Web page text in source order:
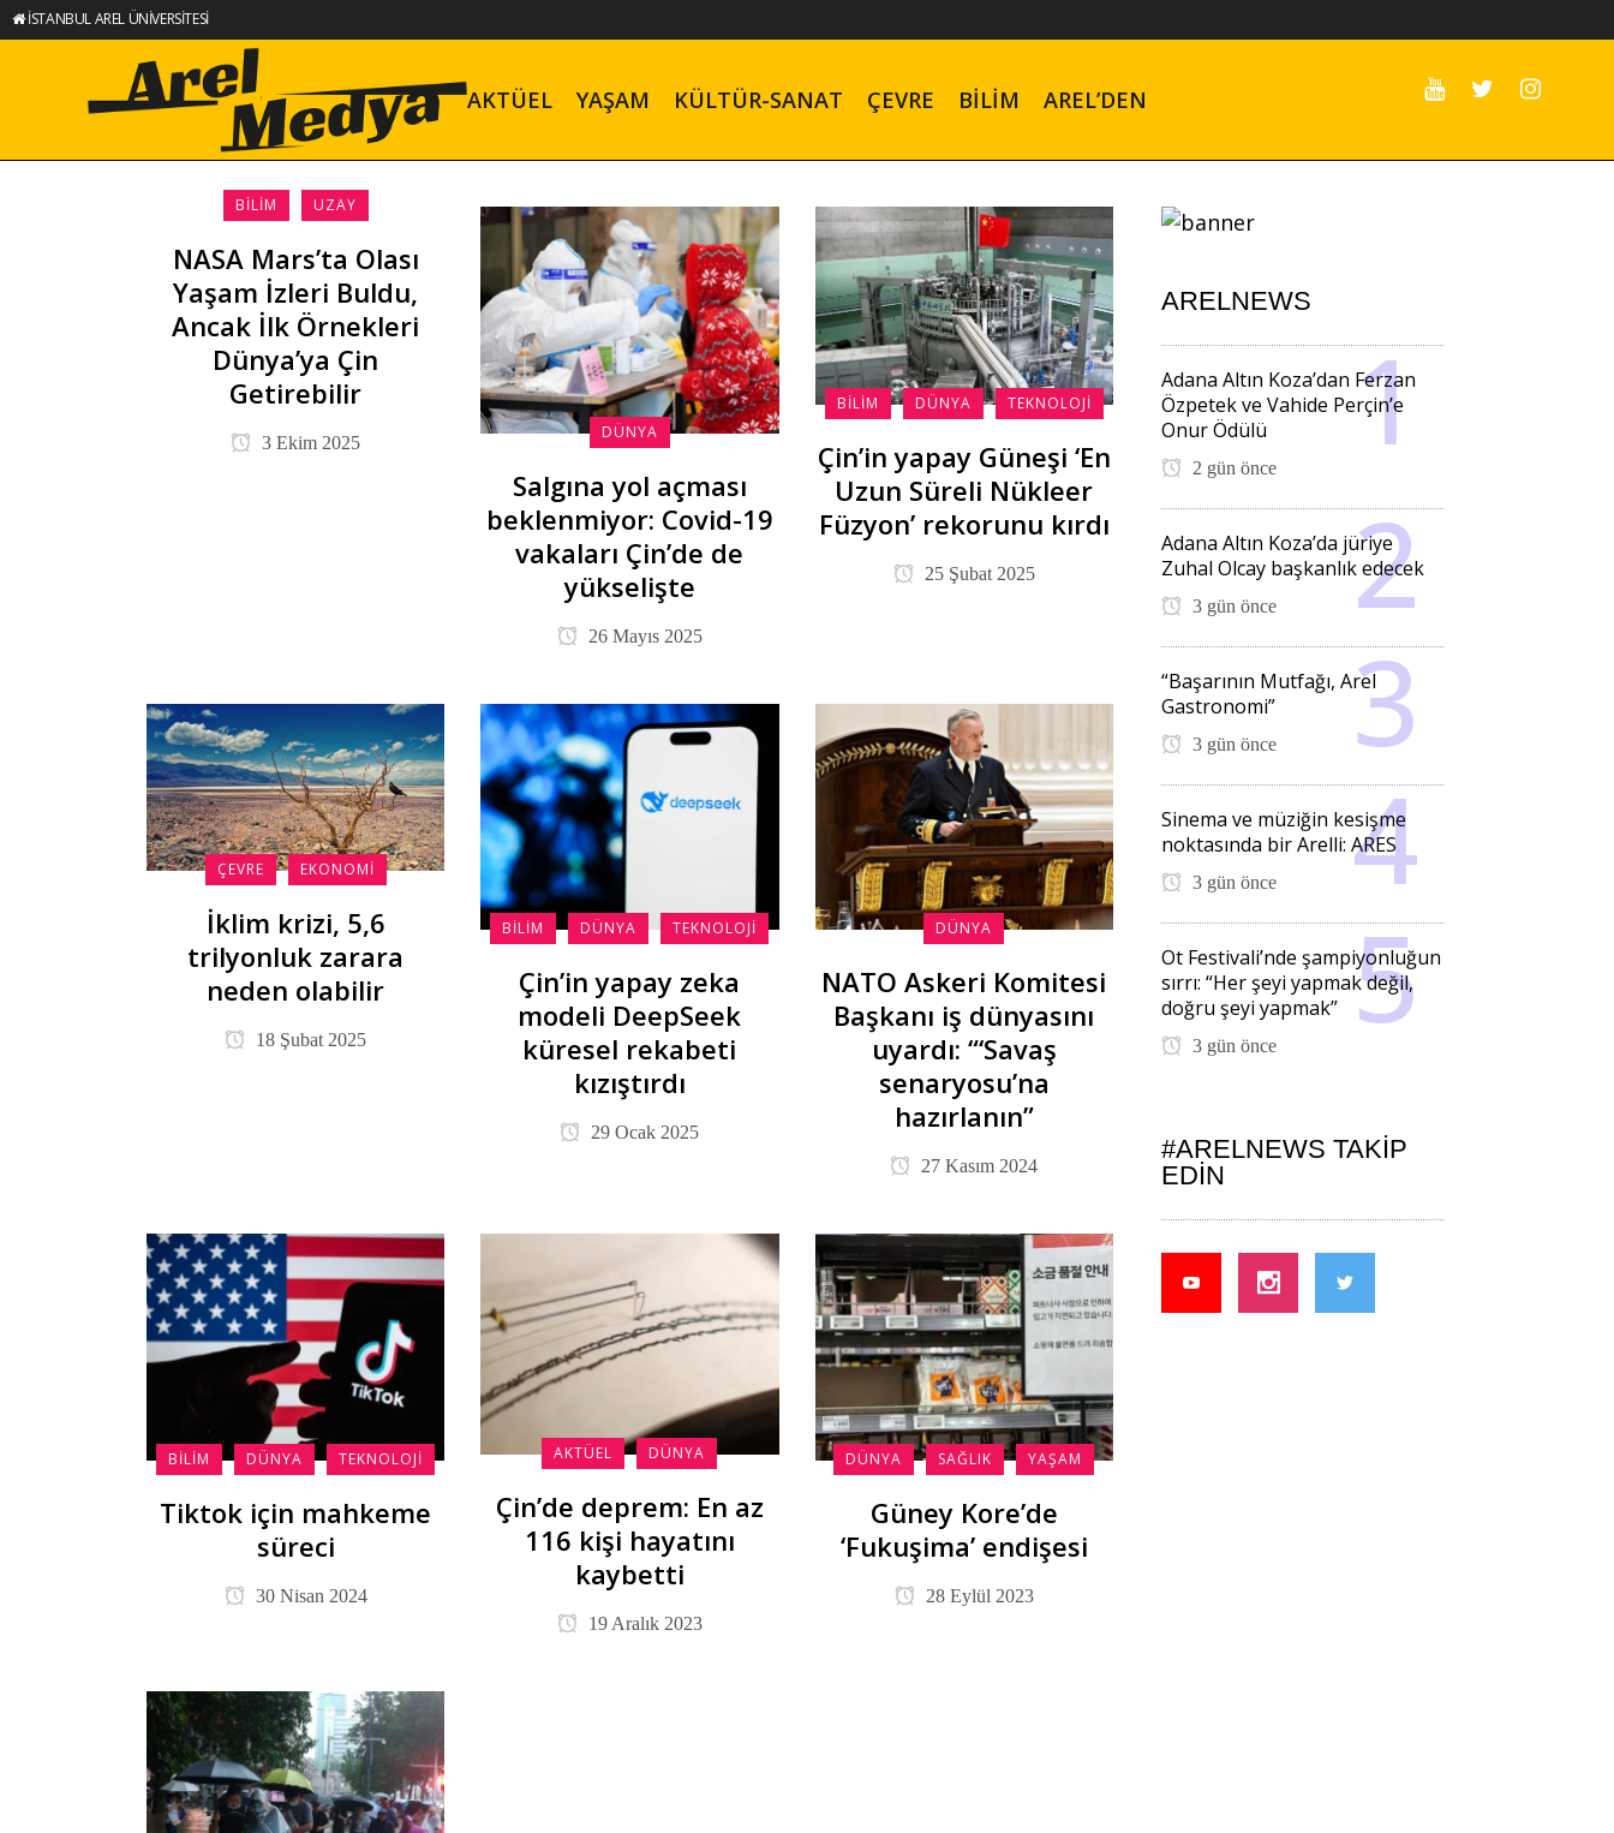
İSTANBUL AREL ÜNİVERSİTESİ
AKTÜEL YAŞAM KÜLTÜR-SANAT ÇEVRE BILIM AREL’DEN
BILIM UZAY
NASA Mars’ta Olası
Yaşam İzleri Buldu,
Ancak İlk Örnekleri
Dünya’ya Çin
Getirebilir
3 Ekim 2025
DÜNYA
Salgına yol açması
beklenmiyor: Covid-19
vakaları Çin’de de
yükselişte
26 Mayıs 2025
BILIM DÜNYA TEKNOLOJI
Çin’in yapay Güneşi ‘En
Uzun Süreli Nükleer
Füzyon’ rekorunu kırdı
25 Şubat 2025
ÇEVRE EKONOMI
İklim krizi, 5,6
trilyonluk zarara
neden olabilir
18 Şubat 2025
BILIM DÜNYA TEKNOLOJI
Çin’in yapay zeka
modeli DeepSeek
küresel rekabeti
kızıştırdı
29 Ocak 2025
DÜNYA
NATO Askeri Komitesi
Başkanı iş dünyasını
uyardı: “‘Savaş
senaryosu’na
hazırlanın”
27 Kasım 2024
BILIM DÜNYA TEKNOLOJI
Tiktok için mahkeme
süreci
30 Nisan 2024
AKTÜEL DÜNYA
Çin’de deprem: En az
116 kişi hayatını
kaybetti
19 Aralık 2023
DÜNYA SAĞLIK YAŞAM
Güney Kore’de
‘Fukuşima’ endişesi
28 Eylül 2023
ARELNEWS
Adana Altın Koza’dan Ferzan
Özpetek ve Vahide Perçin’e
Onur Ödülü
2 gün önce
Adana Altın Koza’da jüriye
Zuhal Olcay başkanlık edecek
3 gün önce
“Başarının Mutfağı, Arel
Gastronomi”
3 gün önce
Sinema ve müziğin kesişme
noktasında bir Arelli: ARES
3 gün önce
Ot Festivali’nde şampiyonluğun
sırrı: “Her şeyi yapmak değil,
doğru şeyi yapmak”
3 gün önce
#ARELNEWS TAKIP
EDIN